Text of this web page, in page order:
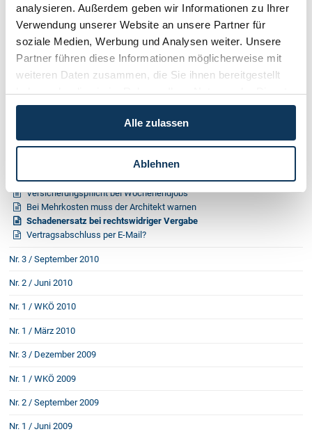
analysieren. Außerdem geben wir Informationen zu Ihrer
Verwendung unserer Website an unsere Partner für
soziale Medien, Werbung und Analysen weiter. Unsere
Partner führen diese Informationen möglicherweise mit
weiteren Daten zusammen, die Sie ihnen bereitgestellt
haben oder die sie im Rahmen Ihrer Nutzung der Dienste
gesammelt haben.
Alle zulassen
Ablehnen
Nr. 1 / März 2012
Nr. 4 / Dezember 2011
Nr. 3 / September 2011
Nr. 2 / Juni 2011
Nr. 1 / März 2011
Sind Skilehrer sozialversicherungspflichtig?
Versicherungspflicht bei Wochenendjobs
Bei Mehrkosten muss der Architekt warnen
Schadenersatz bei rechtswidriger Vergabe
Vertragsabschluss per E-Mail?
Nr. 3 / September 2010
Nr. 2 / Juni 2010
Nr. 1 / WKÖ 2010
Nr. 1 / März 2010
Nr. 3 / Dezember 2009
Nr. 1 / WKÖ 2009
Nr. 2 / September 2009
Nr. 1 / Juni 2009